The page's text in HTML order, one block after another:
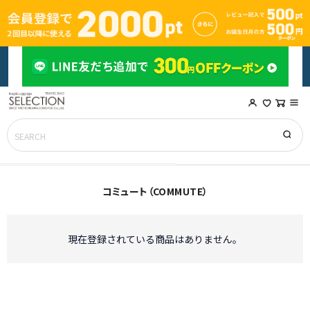
コミュート（COMMUTE）
現在登録されている商品はありません。